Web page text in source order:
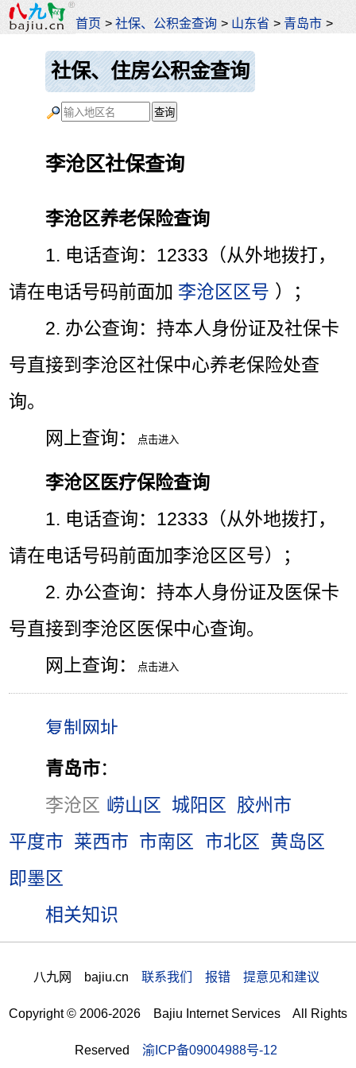
首页 >社保、公积金查询 > 山东省 > 青岛市 >
社保、住房公积金查询
李沧区社保查询
李沧区养老保险查询
1. 电话查询：12333（从外地拨打，
请在电话号码前面加 李沧区区号 ）；
2. 办公查询：持本人身份证及社保卡
号直接到李沧区社保中心养老保险处查
询。
网上查询：
李沧区医疗保险查询
1. 电话查询：12333（从外地拨打，
请在电话号码前面加李沧区区号）；
2. 办公查询：持本人身份证及医保卡
号直接到李沧区医保中心查询。
网上查询：
青岛市：
李沧区 崂山区 城阳区 胶州市
平度市 莱西市 市南区 市北区 黄岛区
即墨区
相关知识
八九网 bajiu.cn 联系我们 报错 提意见和建议
Copyright © 2006-2026 Bajiu Internet Services All Rights
Reserved 渝ICP备09004988号-12